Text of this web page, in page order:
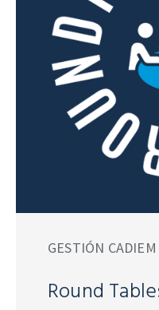
GESTIÓN CADIEM
Round